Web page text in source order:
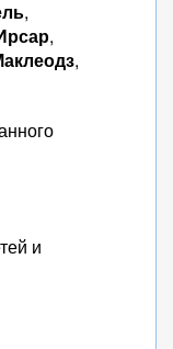
,
,
,
и